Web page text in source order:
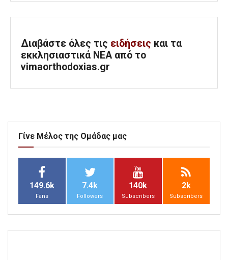
Διαβάστε όλες τις ειδήσεις και τα
εκκλησιαστικά ΝΕΑ από το
vimaorthodoxias.gr
Γίνε Μέλος της Ομάδας μας
149.6k
Fans
7.4k
Followers
140k
Subscribers
2k
Subscribers